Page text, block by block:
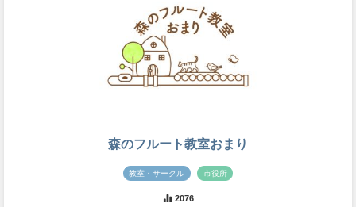
森のフルート教室おまり
教室・サークル 市役所
2076